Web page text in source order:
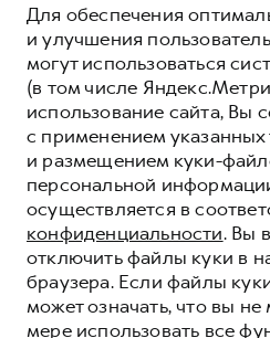
Система управления
Сервис для корпоративных
HAVAL Лизинг
Автомобильные аксессуары
Коллекция PRO
Коллекция Базовая
Коллекция Детская
Программа «HAVAL Защита+»
Руководства по эксплуатации
Подписки
Автомобильные аксессуары
Коллекция PRO
Коллекция Базовая
Коллекция Детская
ЦЕНЫ И ВЫГОДЫ
ЮРИДИЧЕСКАЯ
Вся представленная на сайте
автомобилей и сервисного
информационный характер и не
Все цены, указанные на данном
характер и являются
розничными ценами по расчетам
Волл Мотор Рус»). Для получения
просьба обращаться к
«Грейт Волл Мотор Рус» либо по
511-59-86, либо на сайте.
информация может быть изменена
****На некоторых автомобилях
система / устройство вызова
(блок ЭРА-ГЛОНАСС).
Показать все
© 2026 ООО «Грейт Волл
© 2026 ООО «АНТ Холдинг»
Политика
Для обеспечения
и улучшения
могут использоваться
(в том числе
использование сайта, Вы
с применением указанных
и размещением куки-
персональной
осуществляется в
конфиденциальности. Вы
отключить файлы куки в
браузера. Если файлы
может означать, что вы
мере использовать все